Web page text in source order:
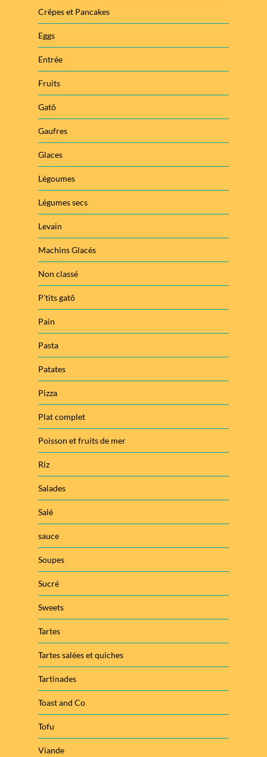
Crêpes et Pancakes
Eggs
Entrée
Fruits
Gatô
Gaufres
Glaces
Légoumes
Légumes secs
Levain
Machins Glacés
Non classé
P'tits gatô
Pain
Pasta
Patates
Pizza
Plat complet
Poisson et fruits de mer
Riz
Salades
Salé
sauce
Soupes
Sucré
Sweets
Tartes
Tartes salées et quiches
Tartinades
Toast and Co
Tofu
Viande